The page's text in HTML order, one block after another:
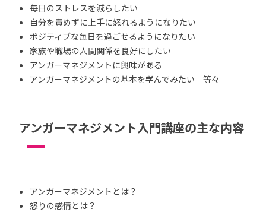
毎日のストレスを減らしたい
自分を責めずに上手に怒れるようになりたい
ポジティブな毎日を過ごせるようになりたい
家族や職場の人間関係を良好にしたい
アンガーマネジメントに興味がある
アンガーマネジメントの基本を学んでみたい 等々
アンガーマネジメント入門講座の主な内容
アンガーマネジメントとは？
怒りの感情とは？